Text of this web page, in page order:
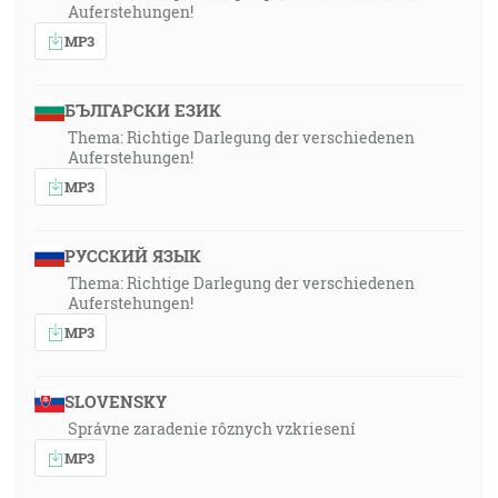
Auferstehungen!
MP3
БЪЛГАРСКИ ЕЗИК
Thema: Richtige Darlegung der verschiedenen
Auferstehungen!
MP3
РУССКИЙ ЯЗЫК
Thema: Richtige Darlegung der verschiedenen
Auferstehungen!
MP3
SLOVENSKY
Správne zaradenie rôznych vzkriesení
MP3